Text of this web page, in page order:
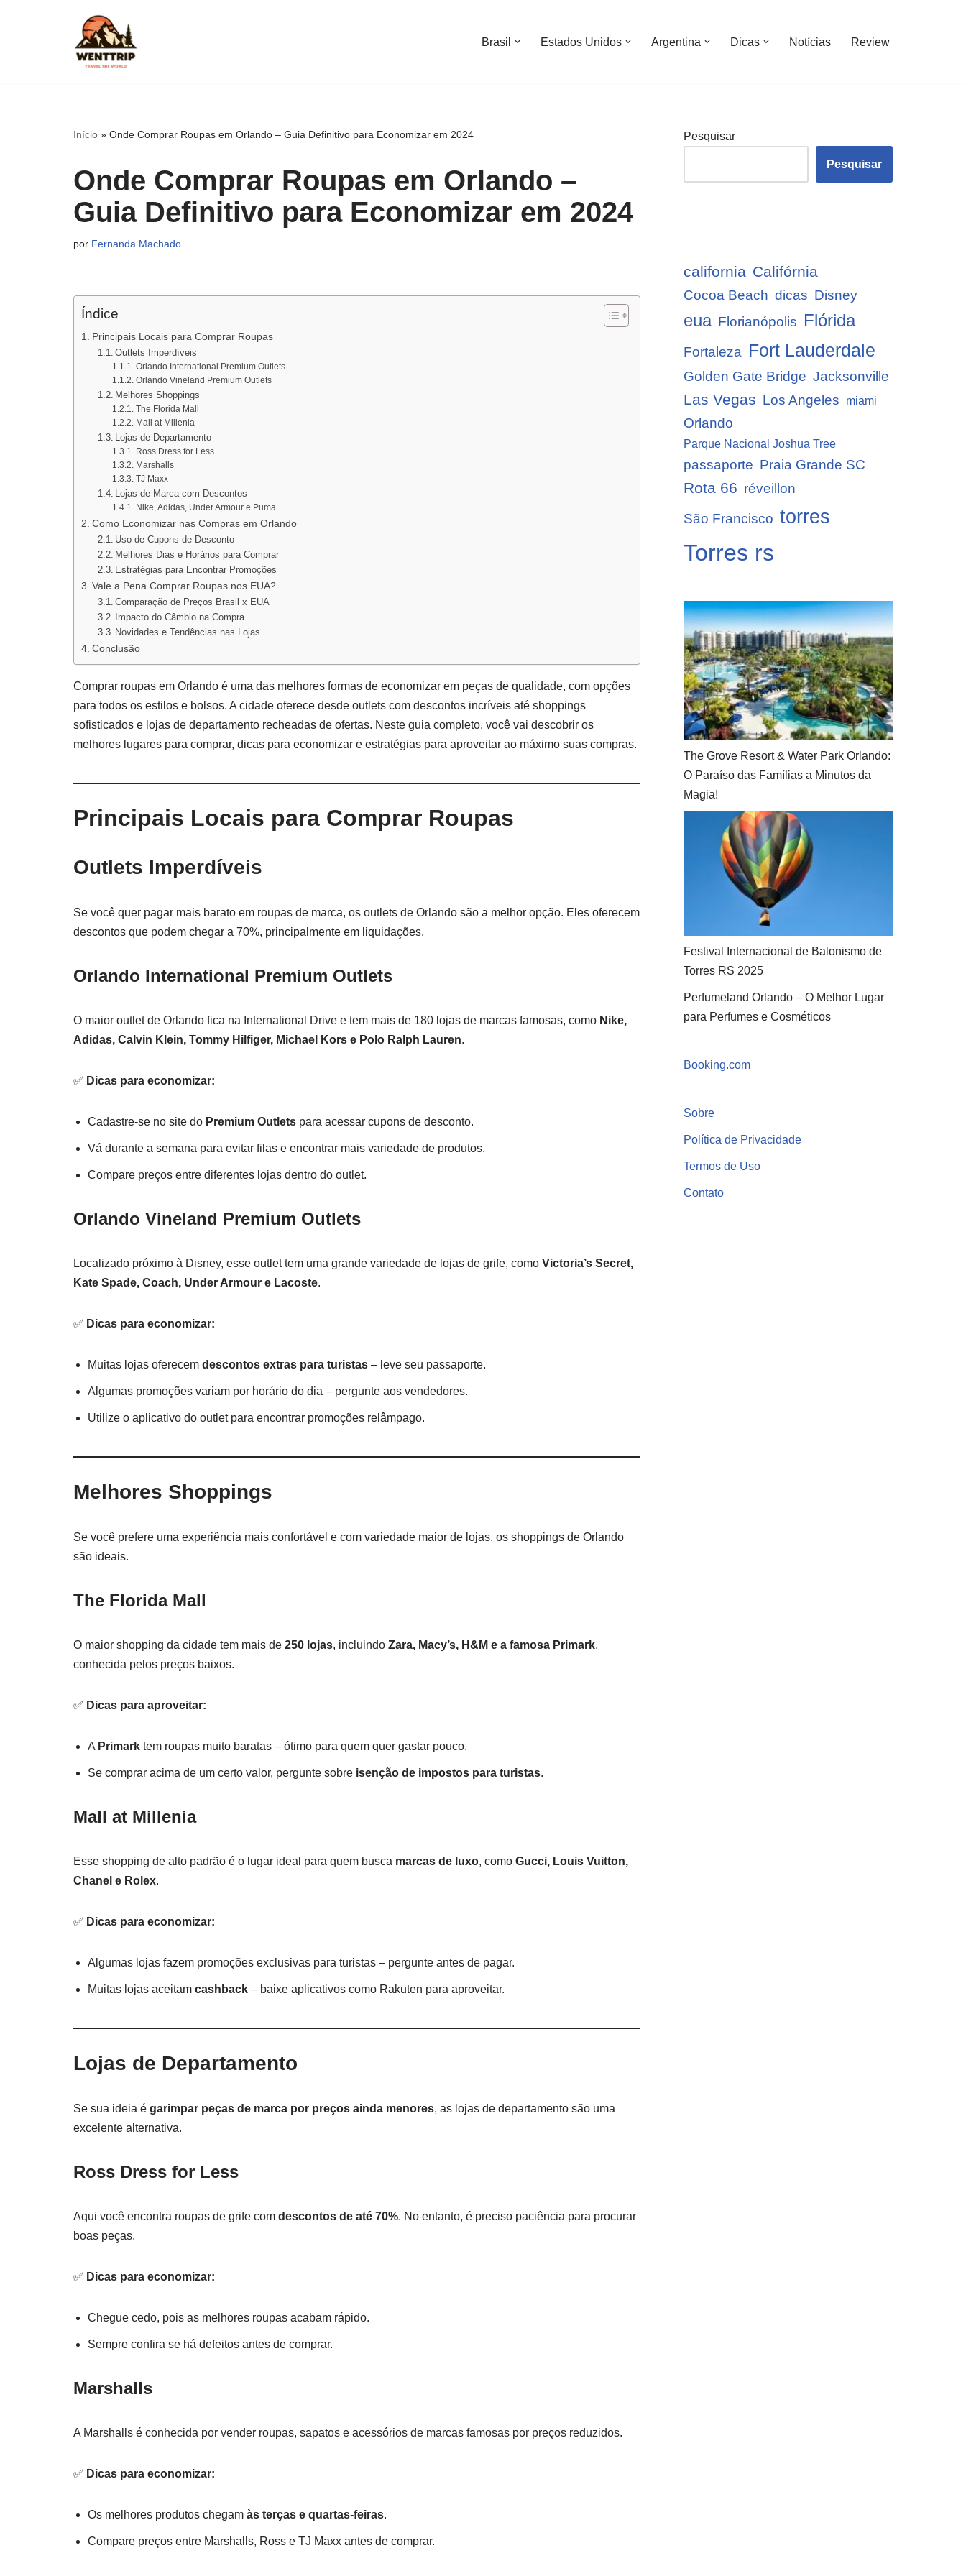
Brasil Estados Unidos Argentina Dicas Notícias Review
Início » Onde Comprar Roupas em Orlando – Guia Definitivo para Economizar em 2024
Onde Comprar Roupas em Orlando –
Guia Definitivo para Economizar em 2024
por Fernanda Machado
Índice
Principais Locais para Comprar Roupas
Outlets Imperdíveis
Orlando International Premium Outlets
Orlando Vineland Premium Outlets
Melhores Shoppings
The Florida Mall
Mall at Millenia
Lojas de Departamento
Ross Dress for Less
Marshalls
TJ Maxx
Lojas de Marca com Descontos
Nike, Adidas, Under Armour e Puma
Como Economizar nas Compras em Orlando
Uso de Cupons de Desconto
Melhores Dias e Horários para Comprar
Estratégias para Encontrar Promoções
Vale a Pena Comprar Roupas nos EUA?
Comparação de Preços Brasil x EUA
Impacto do Câmbio na Compra
Novidades e Tendências nas Lojas
Conclusão
Comprar roupas em Orlando é uma das melhores formas de economizar em peças de qualidade, com opções
para todos os estilos e bolsos. A cidade oferece desde outlets com descontos incríveis até shoppings
sofisticados e lojas de departamento recheadas de ofertas. Neste guia completo, você vai descobrir os
melhores lugares para comprar, dicas para economizar e estratégias para aproveitar ao máximo suas compras.
Principais Locais para Comprar Roupas
Outlets Imperdíveis
Se você quer pagar mais barato em roupas de marca, os outlets de Orlando são a melhor opção. Eles oferecem
descontos que podem chegar a 70%, principalmente em liquidações.
Orlando International Premium Outlets
O maior outlet de Orlando fica na International Drive e tem mais de 180 lojas de marcas famosas, como Nike,
Adidas, Calvin Klein, Tommy Hilfiger, Michael Kors e Polo Ralph Lauren.
✅ Dicas para economizar:
Cadastre-se no site do Premium Outlets para acessar cupons de desconto.
Vá durante a semana para evitar filas e encontrar mais variedade de produtos.
Compare preços entre diferentes lojas dentro do outlet.
Orlando Vineland Premium Outlets
Localizado próximo à Disney, esse outlet tem uma grande variedade de lojas de grife, como Victoria’s Secret,
Kate Spade, Coach, Under Armour e Lacoste.
✅ Dicas para economizar:
Muitas lojas oferecem descontos extras para turistas – leve seu passaporte.
Algumas promoções variam por horário do dia – pergunte aos vendedores.
Utilize o aplicativo do outlet para encontrar promoções relâmpago.
Melhores Shoppings
Se você prefere uma experiência mais confortável e com variedade maior de lojas, os shoppings de Orlando
são ideais.
The Florida Mall
O maior shopping da cidade tem mais de 250 lojas, incluindo Zara, Macy’s, H&M e a famosa Primark,
conhecida pelos preços baixos.
✅ Dicas para aproveitar:
A Primark tem roupas muito baratas – ótimo para quem quer gastar pouco.
Se comprar acima de um certo valor, pergunte sobre isenção de impostos para turistas.
Mall at Millenia
Esse shopping de alto padrão é o lugar ideal para quem busca marcas de luxo, como Gucci, Louis Vuitton,
Chanel e Rolex.
✅ Dicas para economizar:
Algumas lojas fazem promoções exclusivas para turistas – pergunte antes de pagar.
Muitas lojas aceitam cashback – baixe aplicativos como Rakuten para aproveitar.
Lojas de Departamento
Se sua ideia é garimpar peças de marca por preços ainda menores, as lojas de departamento são uma
excelente alternativa.
Ross Dress for Less
Aqui você encontra roupas de grife com descontos de até 70%. No entanto, é preciso paciência para procurar
boas peças.
✅ Dicas para economizar:
Chegue cedo, pois as melhores roupas acabam rápido.
Sempre confira se há defeitos antes de comprar.
Marshalls
A Marshalls é conhecida por vender roupas, sapatos e acessórios de marcas famosas por preços reduzidos.
✅ Dicas para economizar:
Os melhores produtos chegam às terças e quartas-feiras.
Compare preços entre Marshalls, Ross e TJ Maxx antes de comprar.
Pesquisar
Pesquisar
california Califórnia
Cocoa Beach dicas Disney
eua Florianópolis Flórida
Fortaleza Fort Lauderdale
Golden Gate Bridge Jacksonville
Las Vegas Los Angeles miami
Orlando
Parque Nacional Joshua Tree
passaporte Praia Grande SC
Rota 66 réveillon
São Francisco torres
Torres rs
The Grove Resort & Water Park Orlando:
O Paraíso das Famílias a Minutos da
Magia!
Festival Internacional de Balonismo de
Torres RS 2025
Perfumeland Orlando – O Melhor Lugar
para Perfumes e Cosméticos
Booking.com
Sobre
Política de Privacidade
Termos de Uso
Contato